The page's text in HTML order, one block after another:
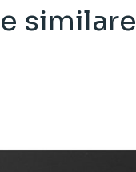
similare